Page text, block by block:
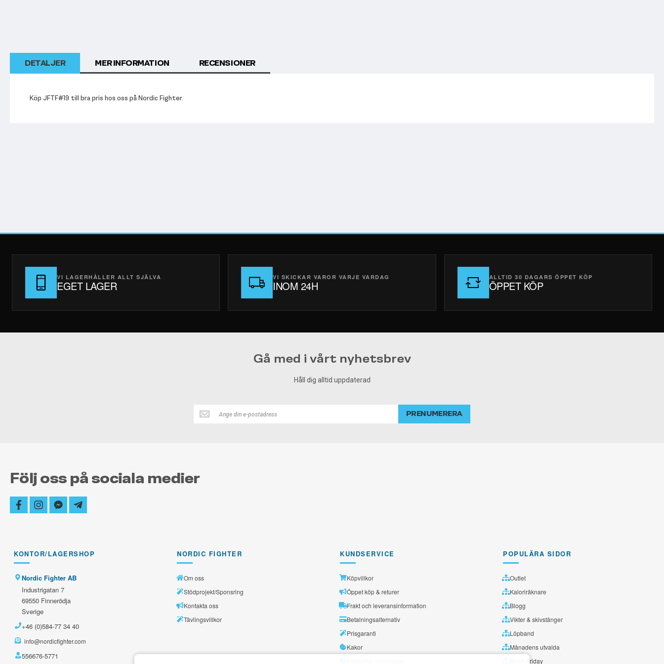
DETALJER
Köp JFTF#19 till bra pris hos oss på Nordic Fighter.
MER INFORMATION RECENSIONER
VI LAGERHÅLLER ALLT SJÄLVA
EGET LAGER
VI SKICKAR VAROR VARJE VARDAG
INOM 24H
ALLTID 30 DAGARS ÖPPET KÖP
ÖPPET KÖP
Gå med i vårt nyhetsbrev
Håll dig alltid uppdaterad
Håll
dig
PRENUMERERA
Följ oss på sociala medier
facebookinstagram
facebook-
messenger
telegram-
plane
KONTOR/LAGERSHOP
Nordic Fighter AB
Industrigatan 7
69550 Finnerödja
Sverige
+46 (0)584-77 34 40
info@nordicfighter.com
556676-5771
NORDIC FIGHTER
Om oss
Stödprojekt/Sponsring
Kontakta oss
Tävlingsvillkor
KUNDSERVICE
Köpvillkor
Öppet köp & returer
Frakt och leveransinformation
Betalningsalternativ
Prisgaranti
Kakor
POPULÄRA SIDOR
Outlet
Kaloriräknare
Blogg
Vikter & skivstänger
Löpband
Månadens utvalda
Black Friday